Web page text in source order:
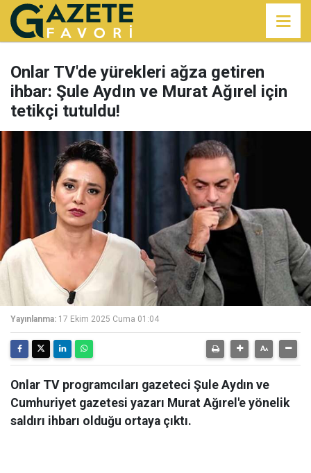
Onlar TV'de yürekleri ağza getiren
ihbar: Şule Aydın ve Murat Ağırel için
tetikçi tutuldu!
Yayınlanma: 17 Ekim 2025 Cuma 01:04
Onlar TV programcıları gazeteci Şule Aydın ve
Cumhuriyet gazetesi yazarı Murat Ağırel'e yönelik
saldırı ihbarı olduğu ortaya çıktı.